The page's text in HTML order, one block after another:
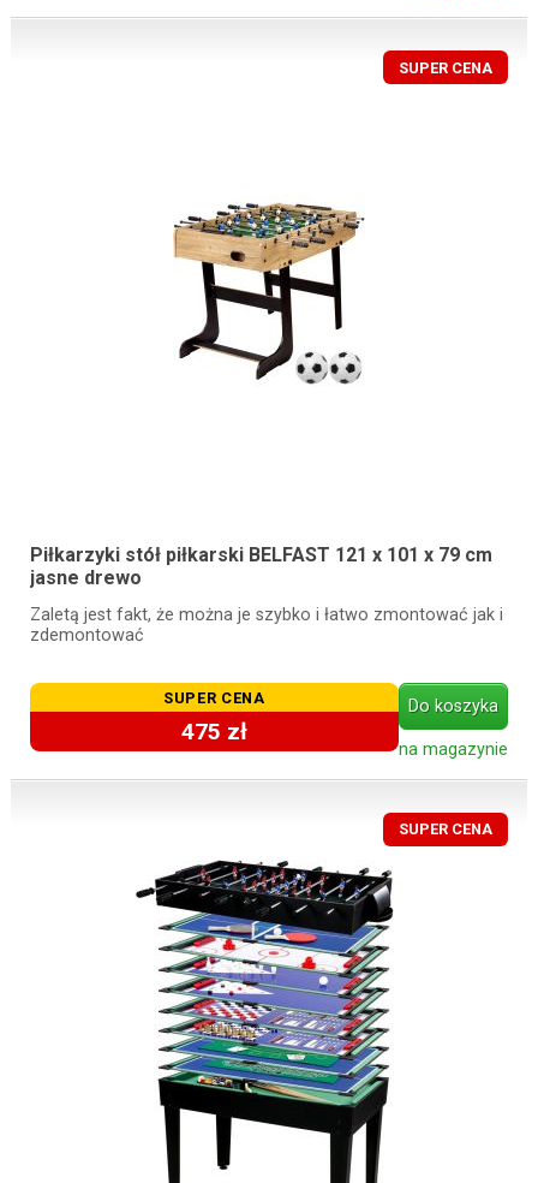
SUPER CENA
Piłkarzyki stół piłkarski BELFAST 121 x 101 x 79 cm
jasne drewo
Zaletą jest fakt, że można je szybko i łatwo zmontować jak i
zdemontować
SUPER CENA
475 zł
Do koszyka
na magazynie
SUPER CENA